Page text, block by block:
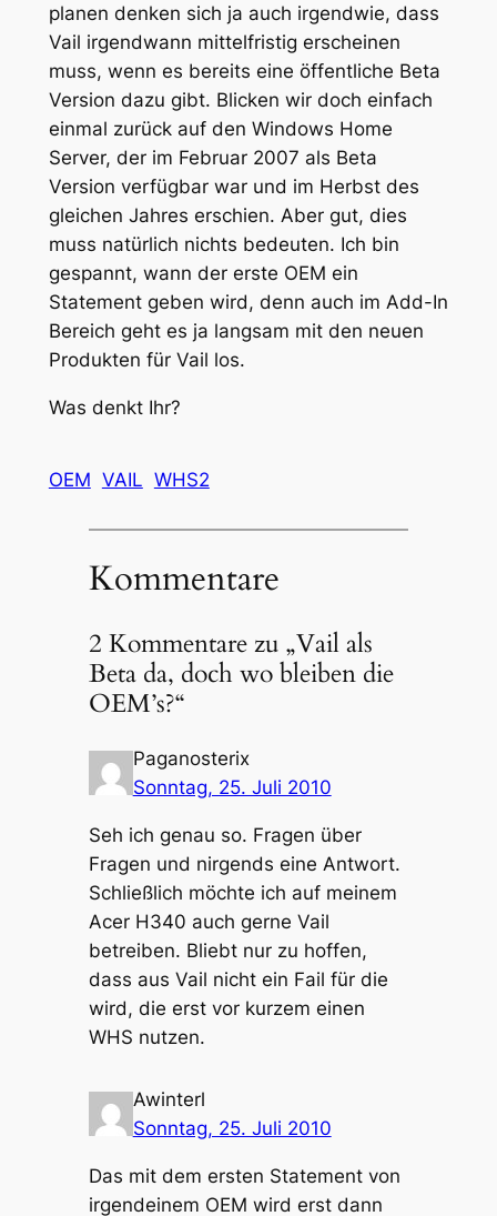
planen denken sich ja auch irgendwie, dass
Vail irgendwann mittelfristig erscheinen
muss, wenn es bereits eine öffentliche Beta
Version dazu gibt. Blicken wir doch einfach
einmal zurück auf den Windows Home
Server, der im Februar 2007 als Beta
Version verfügbar war und im Herbst des
gleichen Jahres erschien. Aber gut, dies
muss natürlich nichts bedeuten. Ich bin
gespannt, wann der erste OEM ein
Statement geben wird, denn auch im Add-In
Bereich geht es ja langsam mit den neuen
Produkten für Vail los.
Was denkt Ihr?
OEM VAIL WHS2
Kommentare
2 Kommentare zu „Vail als
Beta da, doch wo bleiben die
OEM’s?“
Paganosterix
Sonntag, 25. Juli 2010
Seh ich genau so. Fragen über
Fragen und nirgends eine Antwort.
Schließlich möchte ich auf meinem
Acer H340 auch gerne Vail
betreiben. Bliebt nur zu hoffen,
dass aus Vail nicht ein Fail für die
wird, die erst vor kurzem einen
WHS nutzen.
Awinterl
Sonntag, 25. Juli 2010
Das mit dem ersten Statement von
irgendeinem OEM wird erst dann